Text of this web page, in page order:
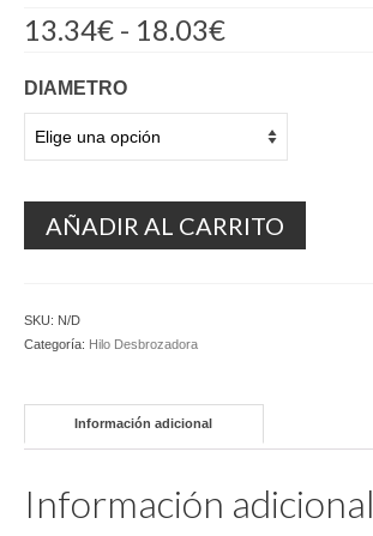
13.34€ - 18.03€Rango
13.34€
hasta
18.03€
DIAMETRO
AÑADIR AL CARRITO
SKU: N/D
Categoría: Hilo Desbrozadora
Información adicional
Información adicional